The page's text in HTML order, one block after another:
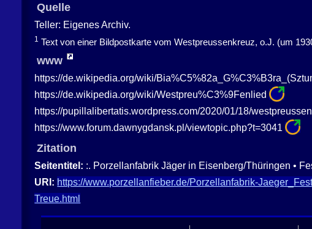
Quelle
Teller: Eigenes Archiv.
1 Text von einer Bildpostkarte vom Westpreussenkreuz, o.J. (um
www
https://de.wikipedia.org/wiki/
https://de.wikipedia.org/wiki/Westpreu%C3%9Fenlied
https://pupillalibertatis.wordpress.com/2020/01/18/
https://www.forum.dawnygdansk.pl/viewtopic.php?t=3041
Zitation
Seitentitel: :. Porzellanfabrik Jäger in Eisenberg/Thüringen •
URI: https://www.porzellanfieber.de/Porzellanfabrik-
Treue.html